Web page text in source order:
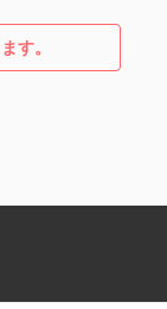
す。